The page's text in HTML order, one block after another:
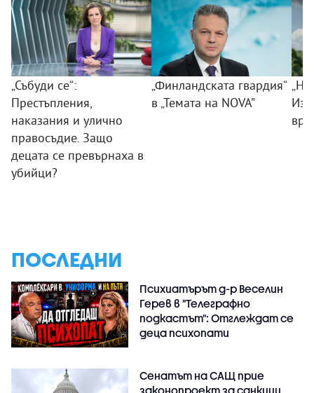
„Събуди се“:
Престъпления,
наказания и улично
правосъдие. Защо
децата се превърнаха в
убийци?
„Финландската гвардия“
в „Темата на NOVA”
ПОСЛЕДНИ
Психиатърът д-р Веселин
Герев в "Телеграфно
подкастът": Отглеждат се
деца психопати
Сенатът на САЩ прие
законопроект за санкции